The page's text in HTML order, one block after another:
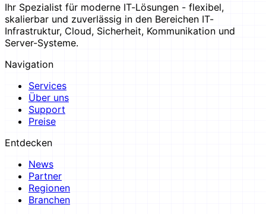
Ihr Spezialist für moderne IT-Lösungen - flexibel,
skalierbar und zuverlässig in den Bereichen IT-
Infrastruktur, Cloud, Sicherheit, Kommunikation und
Server-Systeme.
Navigation
Services
Über uns
Support
Preise
Entdecken
News
Partner
Regionen
Branchen